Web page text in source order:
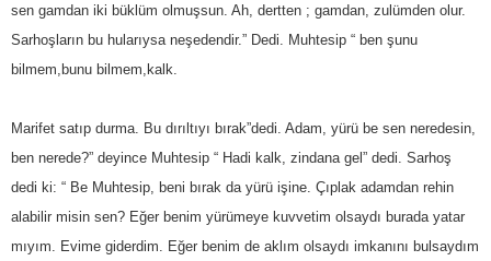
sen gamdan iki büklüm olmuşsun. Ah, dertten ; gamdan, zulümden olur.
Sarhoşların bu hularıysa neşedendir.” Dedi. Muhtesip “ ben şunu
bilmem,bunu bilmem,kalk.
Marifet satıp durma. Bu dırıltıyı bırak”dedi. Adam, yürü be sen neredesin,
ben nerede?” deyince Muhtesip “ Hadi kalk, zindana gel” dedi. Sarhoş
dedi ki: “ Be Muhtesip, beni bırak da yürü işine. Çıplak adamdan rehin
alabilir misin sen? Eğer benim yürümeye kuvvetim olsaydı burada yatar
mıyım. Evime giderdim. Eğer benim de aklım olsaydı imkanını bulsaydım